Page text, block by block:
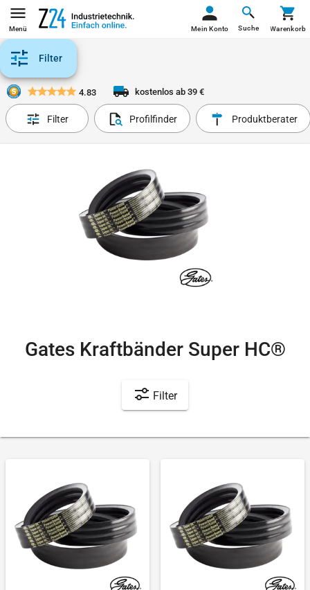
Menü Suche
Mein Konto Warenkorb
Filter
4.83 kostenlos ab 39 €
Filter Profilfinder Produktberater
Gates Kraftbänder Super HC®
Filter